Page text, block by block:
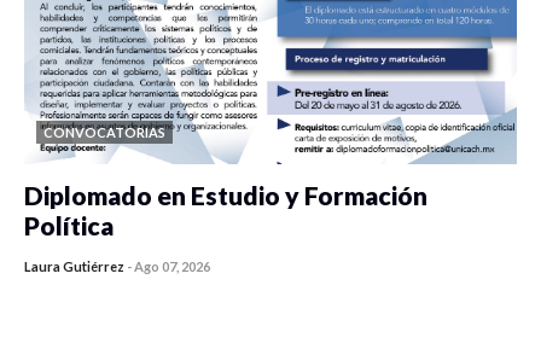
CONVOCATORIAS
Diplomado en Estudio y Formación
Política
Laura Gutiérrez -Ago 07, 2026